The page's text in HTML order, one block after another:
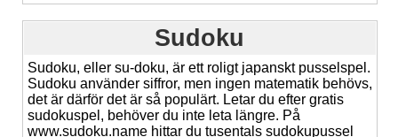
Sudoku
Sudoku, eller su-doku, är ett roligt japanskt pusselspel.
Sudoku använder siffror, men ingen matematik behövs,
det är därför det är så populärt. Letar du efter gratis
sudokuspel, behöver du inte leta längre. På
www.sudoku.name hittar du tusentals sudokupussel